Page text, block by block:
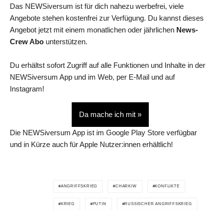
Das NEWSiversum ist für dich nahezu werbefrei, viele
Angebote stehen kostenfrei zur Verfügung. Du kannst dieses
Angebot jetzt mit einem monatlichen oder jährlichen News-
Crew Abo unterstützen.
Du erhältst sofort Zugriff auf alle Funktionen und Inhalte in der
NEWSiversum App und im Web, per E-Mail und auf
Instagram!
Da mache ich mit »
Die NEWSiversum App ist im Google Play Store verfügbar
und in Kürze auch für Apple Nutzer:innen erhältlich!
ANGRIFFSKRIEG CHARKIW KONFLIKTE
KRIEG PUTIN RUSSISCHER ANGRIFFSKRIEG